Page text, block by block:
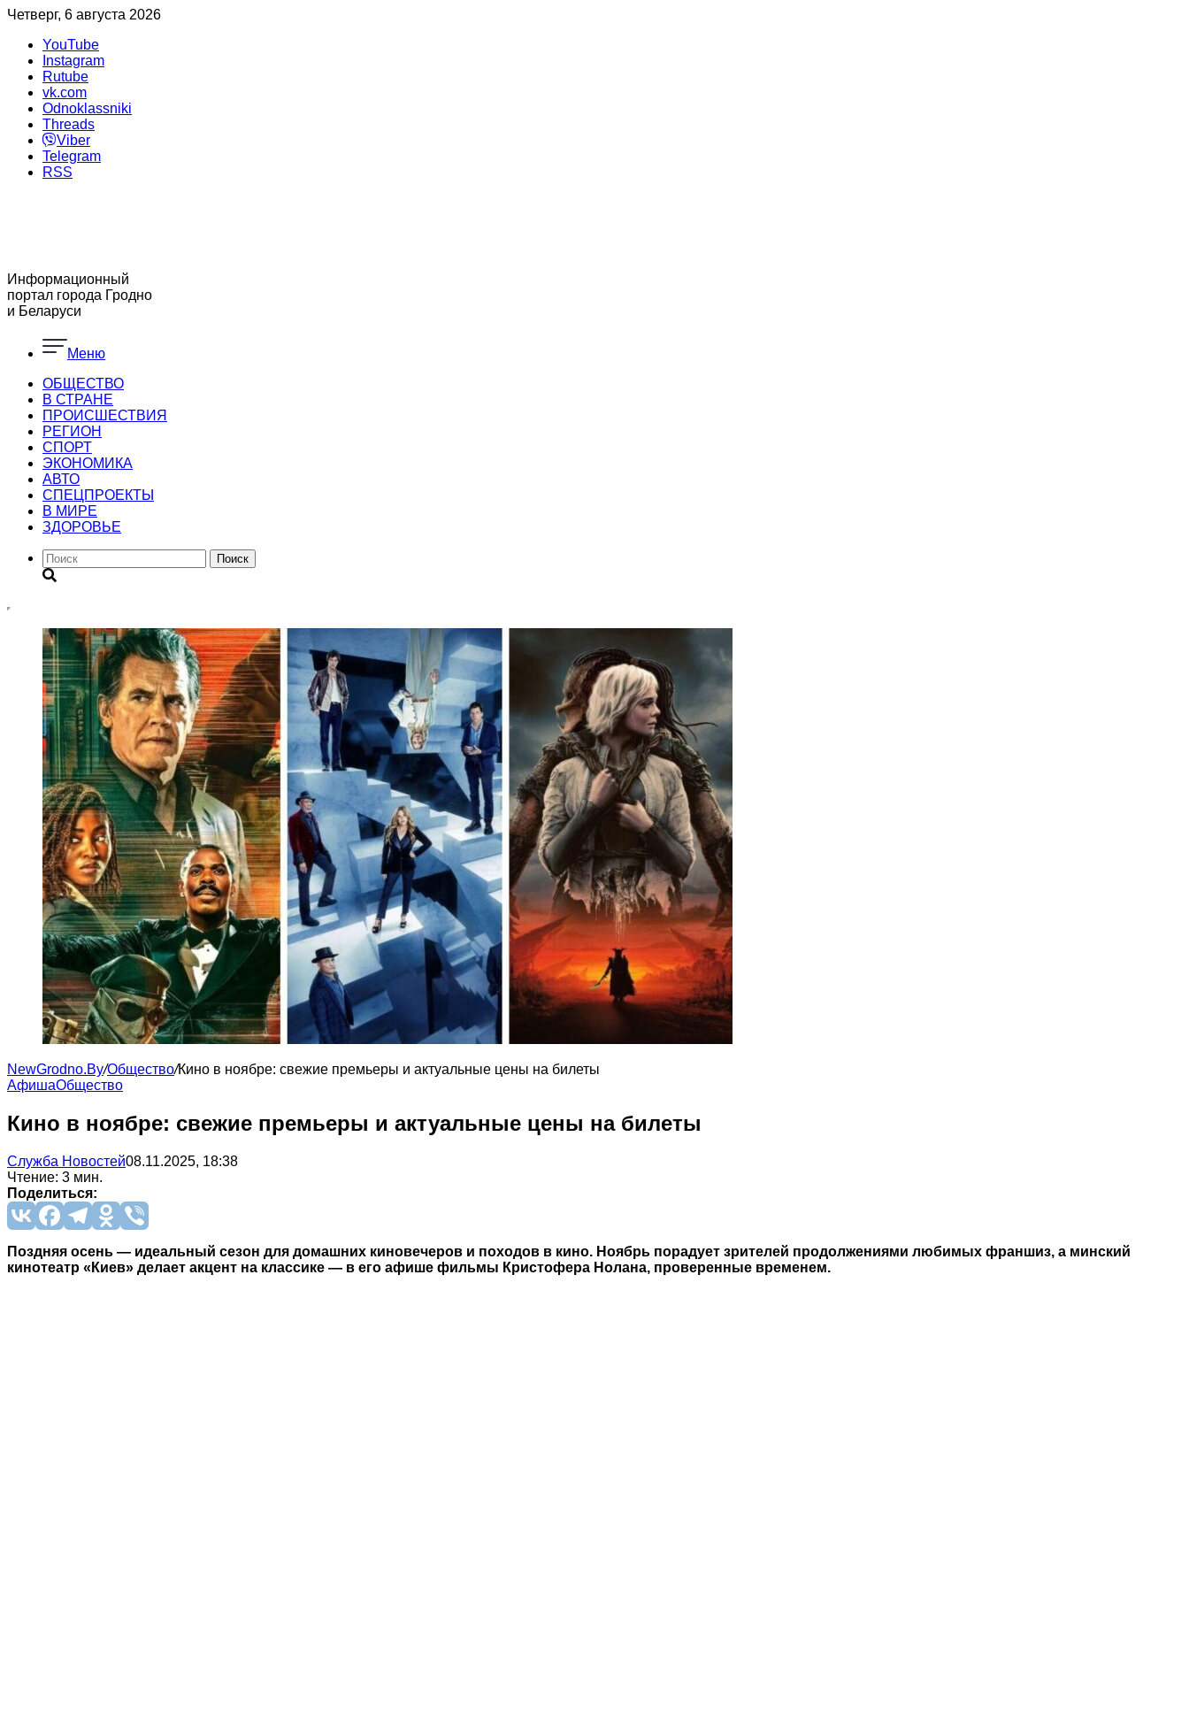
Четверг, 6 августа 2026
YouTube
Instagram
Rutube
vk.com
Odnoklassniki
Threads
Viber
Telegram
RSS
Информационный
портал города Гродно
и Беларуси
Меню
ОБЩЕСТВО
В СТРАНЕ
ПРОИСШЕСТВИЯ
РЕГИОН
CПОРТ
ЭКОНОМИКА
АВТО
СПЕЦПРОЕКТЫ
В МИРЕ
ЗДОРОВЬЕ
Поиск
NewGrodno.By/Общество/Кино в ноябре: свежие премьеры и актуальные цены на билеты
АфишаОбщество
Кино в ноябре: свежие премьеры и актуальные цены на билеты
Служба Новостей08.11.2025, 18:38
Чтение: 3 мин.
Поделиться:
Поздняя осень — идеальный сезон для домашних киновечеров и походов в кино. Ноябрь порадует зрителей продолжениями любимых франшиз, а минский
кинотеатр «Киев» делает акцент на классике — в его афише фильмы Кристофера Нолана, проверенные временем.